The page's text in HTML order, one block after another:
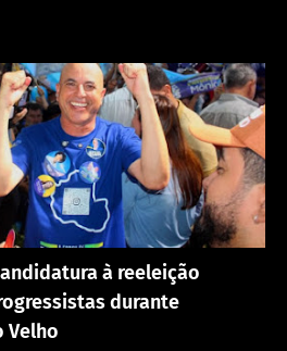
à reeleição
durante
Velho